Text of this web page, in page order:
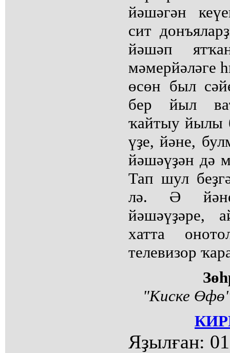
йәшәгән
сит
йәшәп
мәмерйәләге
өсөн был
бер йыл
ҡайтыу йылы
үҙе, йәне,
йәшәүҙән дә
Тап шул
лә. Ә
йәшәүҙәре,
хатта
телевизор
"Киске
Яҙылған: